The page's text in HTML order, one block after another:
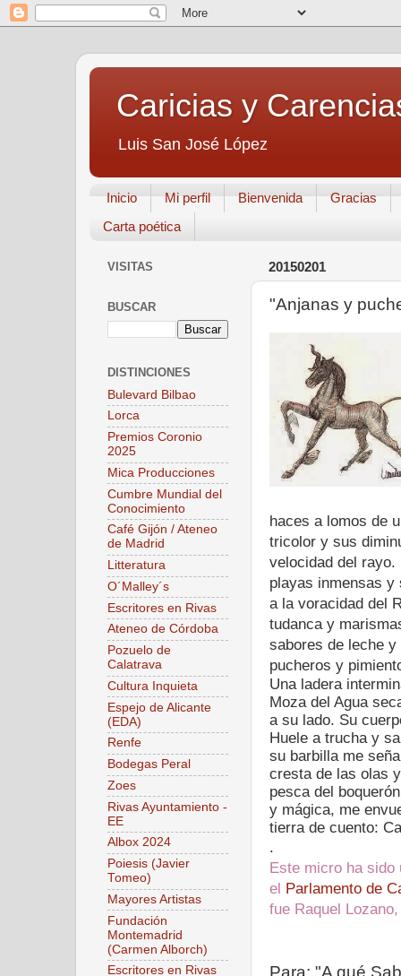
Caricias y
Luis San José López
Inicio Mi perfil Bienvenida
Gracias
Carta poética
20150201
"Anjanas y
haces a lomos de
tricolor y sus
velocidad del
playas inmensas y
a la voracidad del
tudanca y
sabores de leche
pucheros y
Una ladera
Moza del Agua
a su lado. Su
Huele a trucha y
su barbilla me
cresta de las olas
pesca del
y mágica, me
tierra de cuento:
.
Este micro ha sido
el Parlamento de
fue Raquel
Para: "A qué
VISITAS
BUSCAR
DISTINCIONES
Bulevard Bilbao
Lorca
Premios Coronio
2025
Mica Producciones
Cumbre Mundial del
Conocimiento
Café Gijón / Ateneo
de Madrid
Litteratura
O´Malley´s
Escritores en Rivas
Ateneo de Córdoba
Pozuelo de
Calatrava
Cultura Inquieta
Espejo de Alicante
(EDA)
Renfe
Bodegas Peral
Zoes
Rivas Ayuntamiento -
EE
Albox 2024
Poiesis (Javier
Tomeo)
Mayores Artistas
Fundación
Montemadrid
(Carmen Alborch)
Escritores en Rivas